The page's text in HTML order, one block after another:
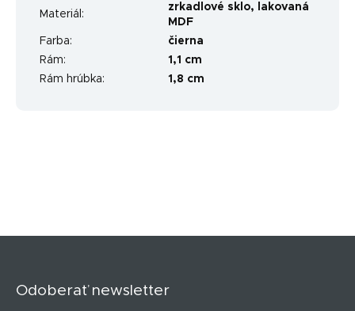
Materiál :
zrkadlové sklo, lakovaná
MDF
Farba:
čierna
Rám:
1,1 cm
Rám hrúbka: 1,8 cm
Odoberať newsletter